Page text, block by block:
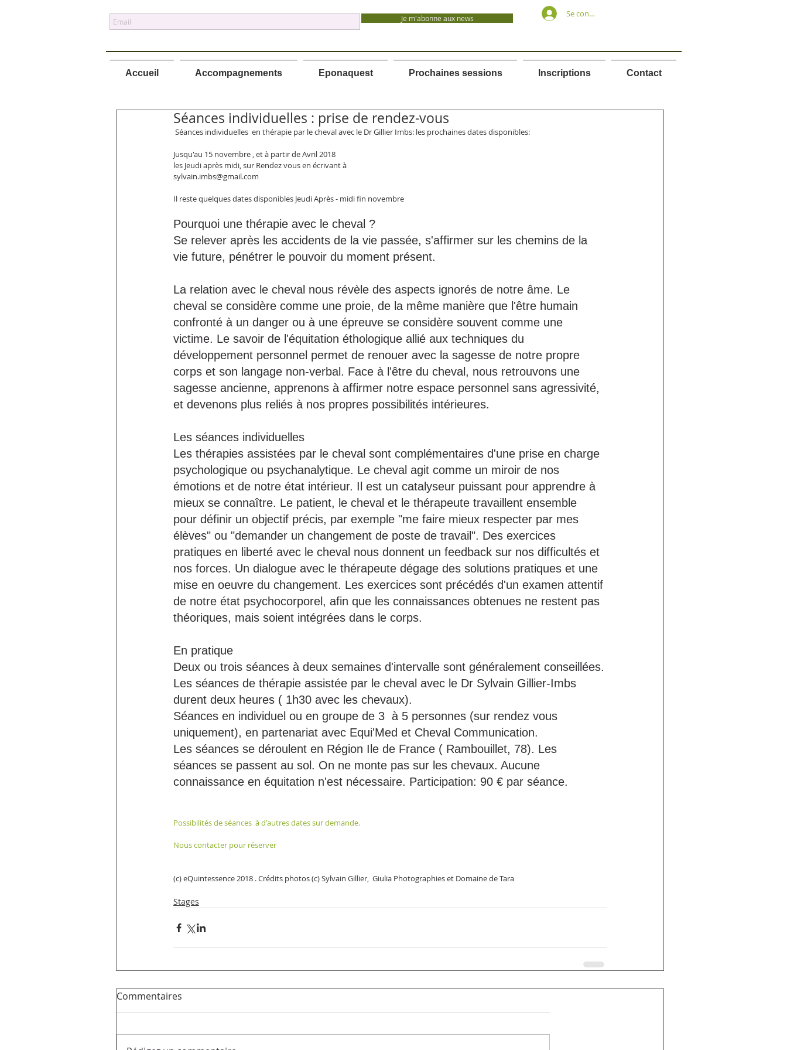
Je m'abonne aux news Se connecter
Accueil Accompagnements Eponaquest Prochaines sessions Inscriptions Contact
Séances individuelles : prise de rendez-vous
Séances individuelles  en thérapie par le cheval avec le Dr Gillier Imbs: les prochaines dates disponibles:
Jusqu'au 15 novembre , et à partir de Avril 2018
les Jeudi après midi, sur Rendez vous en écrivant à
sylvain.imbs@gmail.com
Il reste quelques dates disponibles Jeudi Après - midi fin novembre
Pourquoi une thérapie avec le cheval ?
Se relever après les accidents de la vie passée, s'affirmer sur les chemins de la
vie future, pénétrer le pouvoir du moment présent.
La relation avec le cheval nous révèle des aspects ignorés de notre âme. Le
cheval se considère comme une proie, de la même manière que l'être humain
confronté à un danger ou à une épreuve se considère souvent comme une
victime. Le savoir de l'équitation éthologique allié aux techniques du
développement personnel permet de renouer avec la sagesse de notre propre
corps et son langage non-verbal. Face à l'être du cheval, nous retrouvons une
sagesse ancienne, apprenons à affirmer notre espace personnel sans agressivité,
et devenons plus reliés à nos propres possibilités intérieures.
Les séances individuelles
Les thérapies assistées par le cheval sont complémentaires d'une prise en charge
psychologique ou psychanalytique. Le cheval agit comme un miroir de nos
émotions et de notre état intérieur. Il est un catalyseur puissant pour apprendre à
mieux se connaître. Le patient, le cheval et le thérapeute travaillent ensemble
pour définir un objectif précis, par exemple "me faire mieux respecter par mes
élèves" ou "demander un changement de poste de travail". Des exercices
pratiques en liberté avec le cheval nous donnent un feedback sur nos difficultés et
nos forces. Un dialogue avec le thérapeute dégage des solutions pratiques et une
mise en oeuvre du changement. Les exercices sont précédés d'un examen attentif
de notre état psychocorporel, afin que les connaissances obtenues ne restent pas
théoriques, mais soient intégrées dans le corps.
En pratique
Deux ou trois séances à deux semaines d'intervalle sont généralement conseillées.
Les séances de thérapie assistée par le cheval avec le Dr Sylvain Gillier-Imbs
durent deux heures ( 1h30 avec les chevaux).
Séances en individuel ou en groupe de 3  à 5 personnes (sur rendez vous
uniquement), en partenariat avec Equi'Med et Cheval Communication.
Les séances se déroulent en Région Ile de France ( Rambouillet, 78). Les
séances se passent au sol. On ne monte pas sur les chevaux. Aucune
connaissance en équitation n'est nécessaire. Participation: 90 € par séance.
Possibilités de séances  à d'autres dates sur demande.
Nous contacter pour réserver
(c) eQuintessence 2018 . Crédits photos (c) Sylvain Gillier,  Giulia Photographies et Domaine de Tara
Stages
Commentaires